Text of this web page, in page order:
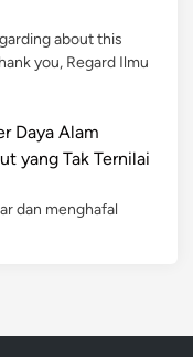
about this
you, Regard Ilmu
Daya Alam
yang Tak Ternilai
dan menghafal